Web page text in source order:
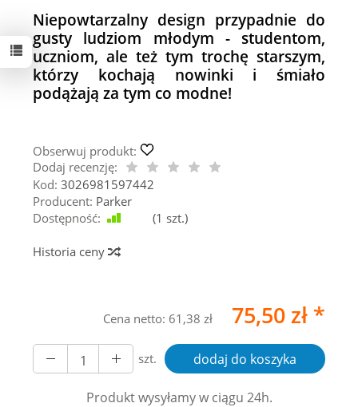
Niepowtarzalny design przypadnie do
gusty ludziom młodym - studentom,
uczniom, ale też tym trochę starszym,
którzy kochają nowinki i śmiało
podążają za tym co modne!
Obserwuj produkt:
Dodaj recenzję:
Kod: 3026981597442
Producent: Parker
Dostępność:
(1 szt.)
Historia ceny
Cena netto: 61,38 zł 75,50 zł *
szt. dodaj do koszyka
Produkt wysyłamy w ciągu 24h.